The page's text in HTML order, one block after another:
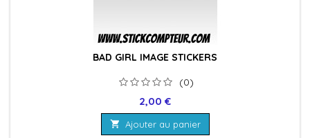
BAD GIRL IMAGE STICKERS
(0)
Prix
2,00 €
 Ajouter au panier